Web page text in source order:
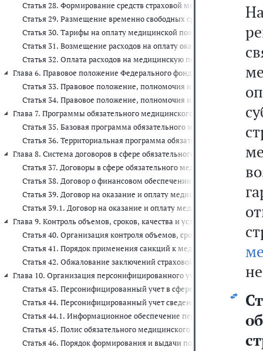
Статья 28. Формирование средств страховой медицинской
Статья 29. Размещение временно свободных средств
Статья 30. Тарифы на оплату медицинской помощи по
Статья 31. Возмещение расходов на оплату оказанной
Статья 32. Оплата расходов на медицинскую помощь
Глава 6. Правовое положение Федерального фонда и
Статья 33. Правовое положение, полномочия и органы
Статья 34. Правовое положение, полномочия и органы
Глава 7. Программы обязательного медицинского страхования
Статья 35. Базовая программа обязательного медицинского
Статья 36. Территориальная программа обязательного
Глава 8. Система договоров в сфере обязательного медицинского
Статья 37. Договоры в сфере обязательного медицинского
Статья 38. Договор о финансовом обеспечении обязательного
Статья 39. Договор на оказание и оплату медицинской помощи
Статья 39.1. Договор на оказание и оплату медицинской помощи
Глава 9. Контроль объемов, сроков, качества и условий
Статья 40. Организация контроля объемов, сроков, качества и
Статья 41. Порядок применения санкций к медицинским
Статья 42. Обжалование заключений страховой медицинской
Глава 10. Организация персонифицированного учета в сфере
Статья 43. Персонифицированный учет в сфере обязательного
Статья 44. Персонифицированный учет сведений о
Статья 44.1. Информационное обеспечение
Статья 45. Полис обязательного медицинского страхования
Статья 46. Порядок формирования и выдачи полиса